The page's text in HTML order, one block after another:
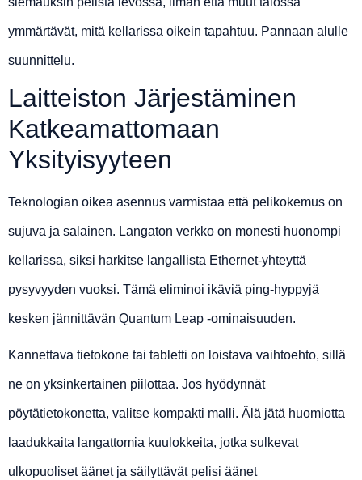
ymmärtävät, mitä kellarissa oikein tapahtuu. Pannaan alulle
suunnittelu.
Laitteiston Järjestäminen
Katkeamattomaan
Yksityisyyteen
Teknologian oikea asennus varmistaa että pelikokemus on
sujuva ja salainen. Langaton verkko on monesti huonompi
kellarissa, siksi harkitse langallista Ethernet-yhteyttä
pysyvyyden vuoksi. Tämä eliminoi ikäviä ping-hyppyjä
kesken jännittävän Quantum Leap -ominaisuuden.
Kannettava tietokone tai tabletti on loistava vaihtoehto, sillä
ne on yksinkertainen piilottaa. Jos hyödynnät
pöytätietokonetta, valitse kompakti malli. Älä jätä huomiotta
laadukkaita langattomia kuulokkeita, jotka sulkevat
ulkopuoliset äänet ja säilyttävät pelisi äänet